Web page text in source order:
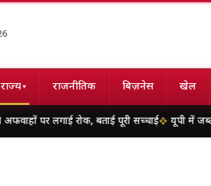
राज्य▾ राजनीतिक बिज़नेस खेल
रोक, बताई पूरी सच्चाई यूपी में जब्त वाहनों के लिए